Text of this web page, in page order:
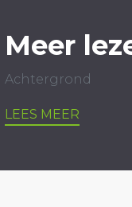
Meer
Achtergrond
LEES MEER